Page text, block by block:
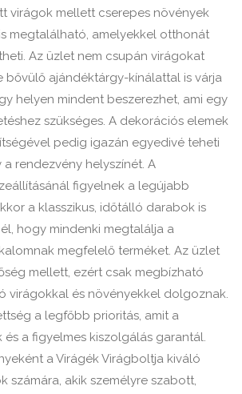
virágok mellett cserepes növények
megtalálható, amelyekkel otthonát
Az üzlet nem csupán virágokat
bővülő ajándéktárgy-kínálattal is várja
helyen mindent beszerezhet, ami egy
szükséges. A dekorációs elemek
pedig igazán egyedivé teheti
rendezvény helyszínét. A
figyelnek a legújabb
a klasszikus, időtálló darabok is
hogy mindenki megtalálja a
megfelelő terméket. Az üzlet
mellett, ezért csak megbízható
virágokkal és növényekkel dolgoznak.
a legfőbb prioritás, amit a
és a figyelmes kiszolgálás garantál.
a Virágék Virágboltja kiváló
számára, akik személyre szabott,